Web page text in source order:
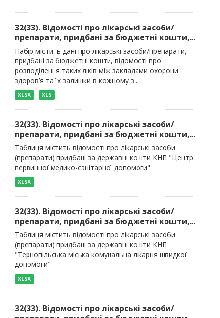
32(33). Відомості про лікарські засоби/
препарати, придбані за бюджетні кошти,...
Набір містить дані про лікарські засоби/препарати,
придбані за бюджетні кошти, відомості про
розподілення таких ліків між закладами охорони
здоров’я та їх залишки в кожному з...
XLSX XLS
32(33). Відомості про лікарські засоби/
препарати, придбані за бюджетні кошти,...
Таблиця містить відомості про лікарські засоби
(препарати) придбані за державні кошти КНП "Центр
первинної медико-санітарної допомоги"
XLSX
32(33). Відомості про лікарські засоби/
препарати, придбані за бюджетні кошти,...
Таблиця містить відомості про лікарські засоби
(препарати) придбані за державні кошти КНП
"Тернопільська міська комунальна лікарня швидкої
допомоги"
XLSX
32(33). Відомості про лікарські засоби/